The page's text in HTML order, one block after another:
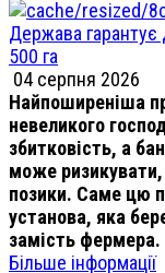
Держава гарантує
500 га
04 серпня 2026
Найпоширеніша
невеликого
збитковість, а
може
позики. Саме цю
установа, яка
замість фермера.
Більше інформації